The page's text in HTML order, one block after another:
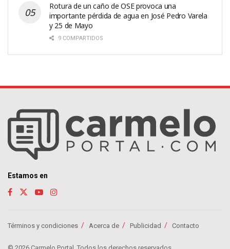
Rotura de un caño de OSE provoca una
importante pérdida de agua en José Pedro Varela
y 25 de Mayo
9 COMPARTIDOS
Estamos en
Términos y condiciones Acerca de Publicidad Contacto